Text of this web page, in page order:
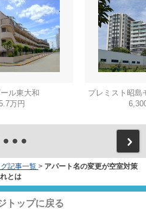
ル東大和
万円
プレミスト昭島
記事一覧 > アパート名の変更が空室対策
とは
トップに戻る